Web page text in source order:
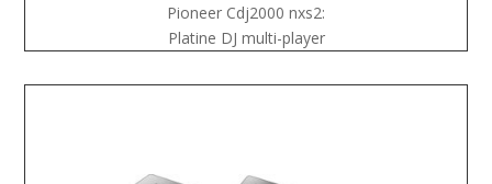
Pioneer Cdj2000 nxs2:
Platine DJ multi-player